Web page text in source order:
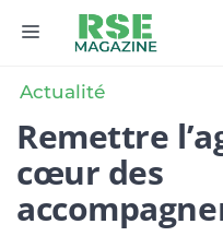
MENU
Actualité
Remettre
cœur des